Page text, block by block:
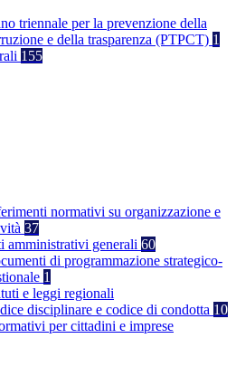
triennale per la prevenzione della
e della trasparenza (PTPCT) 1
155
normativi su organizzazione e
37
amministrativi generali 60
di programmazione strategico-
1
e leggi regionali
disciplinare e codice di condotta 10
per cittadini e imprese